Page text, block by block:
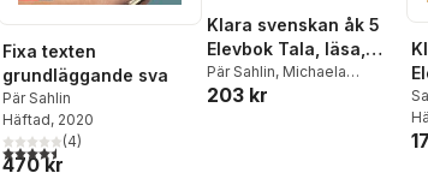
Fixa texten
grundläggande sva
Pär Sahlin
Häftad, 2020
4,5utav 5 stjärnor. Totalt antal röster:
(4)
470 kr
Klara svenskan åk 5
Elevbok Tala, läsa,
skriva
Pär Sahlin, Michaela
Eriksson
203 kr